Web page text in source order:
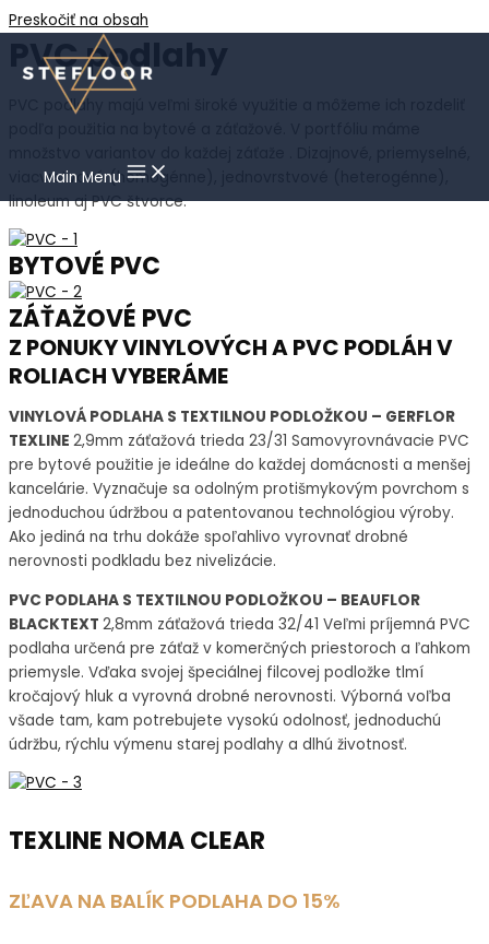
Preskočiť na obsah
Main Menu
PVC podlahy
PVC podlahy majú veľmi široké využitie a môžeme ich rozdeliť
viacvrstvové (homogénne), jednovrstvové (heterogénne),
linoleum aj PVC štvorce.
BYTOVÉ PVC
ZÁŤAŽOVÉ PVC
Z PONUKY VINYLOVÝCH A PVC PODLÁH V
ROLIACH VYBERÁME
VINYLOVÁ PODLAHA S TEXTILNOU PODLOŽKOU – GERFLOR
TEXLINE 2,9mm záťažová trieda 23/31 Samovyrovnávacie PVC
pre bytové použitie je ideálne do každej domácnosti a menšej
kancelárie. Vyznačuje sa odolným protišmykovým povrchom s
jednoduchou údržbou a patentovanou technológiou výroby.
Ako jediná na trhu dokáže spoľahlivo vyrovnať drobné
nerovnosti podkladu bez nivelizácie.
PVC PODLAHA S TEXTILNOU PODLOŽKOU – BEAUFLOR
BLACKTEXT 2,8mm záťažová trieda 32/41 Veľmi príjemná PVC
podlaha určená pre záťaž v komerčných priestoroch a ľahkom
priemysle. Vďaka svojej špeciálnej filcovej podložke tlmí
kročajový hluk a vyrovná drobné nerovnosti. Výborná voľba
všade tam, kam potrebujete vysokú odolnosť, jednoduchú
údržbu, rýchlu výmenu starej podlahy a dlhú životnosť.
TEXLINE NOMA CLEAR
ZĽAVA NA BALÍK PODLAHA DO 15%